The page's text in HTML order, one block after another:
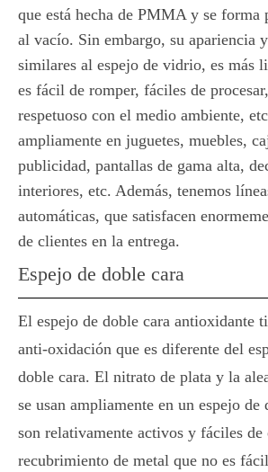
que está hecha de PMMA y se forma
al vacío. Sin embargo, su apariencia
similares al espejo de vidrio, es más
es fácil de romper, fáciles de
respetuoso con el medio ambiente,
ampliamente en juguetes, muebles,
publicidad, pantallas de gama alta,
interiores, etc. Además, tenemos
automáticas, que satisfacen
de clientes en la entrega.
Espejo de doble cara
El espejo de doble cara antioxidante
anti-oxidación que es diferente del
doble cara. El nitrato de plata y la
se usan ampliamente en un espejo de
son relativamente activos y fáciles de
recubrimiento de metal que no es